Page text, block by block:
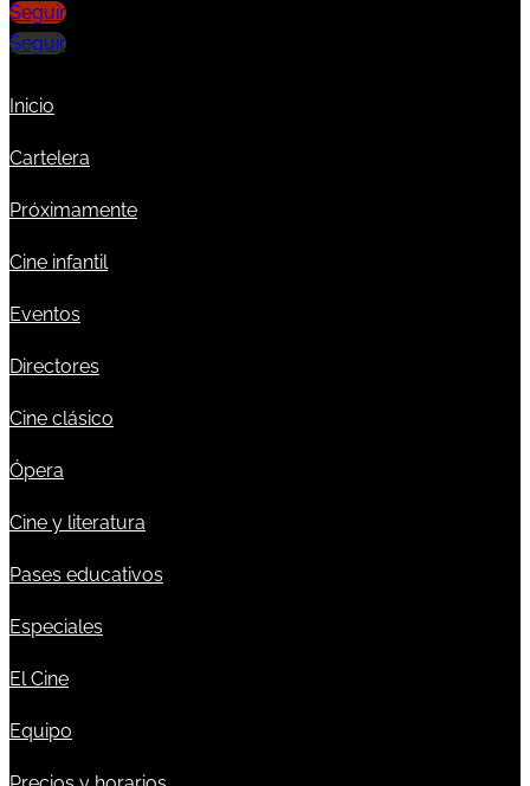
Seguir
Seguir
Inicio
Cartelera
Próximamente
Cine infantil
Eventos
Directores
Cine clásico
Ópera
Cine y literatura
Pases educativos
Especiales
El Cine
Equipo